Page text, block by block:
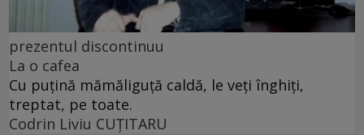
prezentul discontinuu
La o cafea
Cu puţină mămăliguţă caldă, le veţi înghiţi,
treptat, pe toate.
Codrin Liviu CUŢITARU